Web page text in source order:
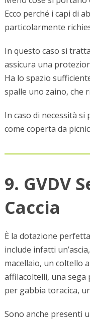
Ecco perché i capi di
particolarmente
In questo caso si
assicura una
Ha lo spazio
spalle uno zaino, che
In caso di necessità
come coperta da
9. GVDV
Caccia
È la dotazione
include infatti
macellaio, un coltello
affilacoltelli, una sega
per gabbia toracica,
Sono anche presenti